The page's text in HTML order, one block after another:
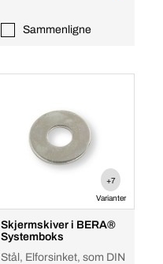
Sammenligne
+7
Varianter
Skjermskiver i BERA®
Systemboks
Stål, Elforsinket, som DIN